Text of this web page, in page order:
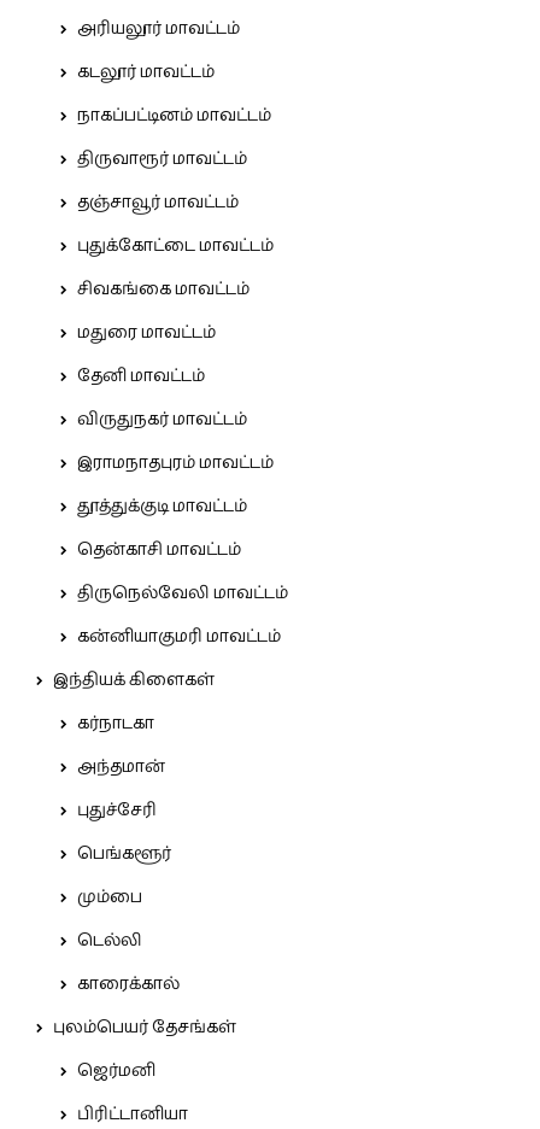
அரியலூர் மாவட்டம்
கடலூர் மாவட்டம்
நாகப்பட்டினம் மாவட்டம்
திருவாரூர் மாவட்டம்
தஞ்சாவூர் மாவட்டம்
புதுக்கோட்டை மாவட்டம்
சிவகங்கை மாவட்டம்
மதுரை மாவட்டம்
தேனி மாவட்டம்
விருதுநகர் மாவட்டம்
இராமநாதபுரம் மாவட்டம்
தூத்துக்குடி மாவட்டம்
தென்காசி மாவட்டம்
திருநெல்வேலி மாவட்டம்
கன்னியாகுமரி மாவட்டம்
இந்தியக் கிளைகள்
கர்நாடகா
அந்தமான்
புதுச்சேரி
பெங்களூர்
மும்பை
டெல்லி
காரைக்கால்
புலம்பெயர் தேசங்கள்
ஜெர்மனி
பிரிட்டானியா